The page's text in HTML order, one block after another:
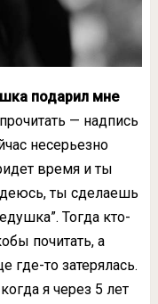
подарил мне
— надпись
несерьезно
время и ты
ты сделаешь
Тогда кто-
почитать, а
где-то затерялась.
я через 5 лет